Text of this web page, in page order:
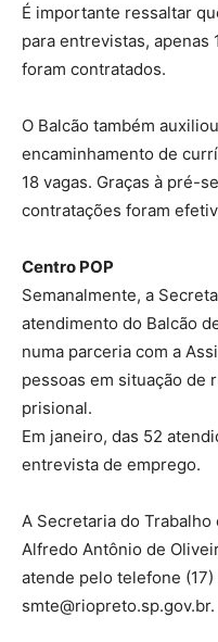
É importante ressaltar
para entrevistas, apenas
foram contratados.
O Balcão também
encaminhamento de
18 vagas. Graças à pré-
contratações foram
Centro POP
Semanalmente, a
atendimento do Balcão
numa parceria com a
pessoas em situação de
prisional.
Em janeiro, das 52
entrevista de emprego.
A Secretaria do
Alfredo Antônio de
atende pelo telefone
smte@riopreto.sp.gov.br.